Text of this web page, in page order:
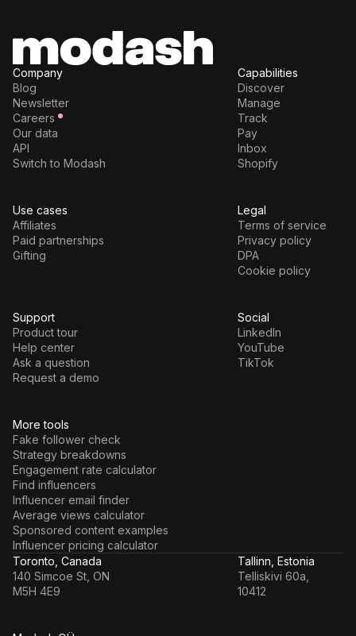
More tools
Fake follower check
Strategy breakdowns
Engagement rate calculator
Find influencers
Influencer email finder
Average views calculator
Sponsored content examples
Influencer pricing calculator
Company
Blog
Newsletter
Careers
Our data
API
Switch to Modash
Capabilities
Discover
Manage
Track
Pay
Inbox
Shopify
Use cases
Affiliates
Paid partnerships
Gifting
Legal
Terms of service
Privacy policy
DPA
Cookie policy
Support
Product tour
Help center
Ask a question
Request a demo
Social
LinkedIn
YouTube
TikTok
Toronto, Canada
140 Simcoe St, ON
M5H 4E9
Tallinn, Estonia
Telliskivi 60a,
10412